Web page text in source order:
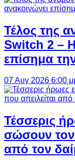
Τέλος της
Switch 2 –
επίσημα
07 Αυγ 2026 6:00
Τέσσερις
σώσουν τον
από τον